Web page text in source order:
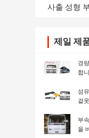
사출 성형
제일 제
경
합
섬
겉
부
을